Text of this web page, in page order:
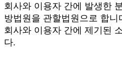
회사와 이용자 간에 발생한
방법원을 관할법원으로 합니
회사와 이용자 간에 제기된
다.